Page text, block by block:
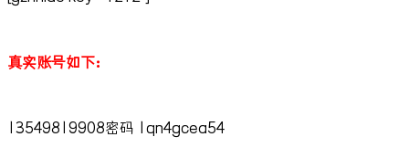
真实账号如下：
13549819908密码 1qn4gcea54